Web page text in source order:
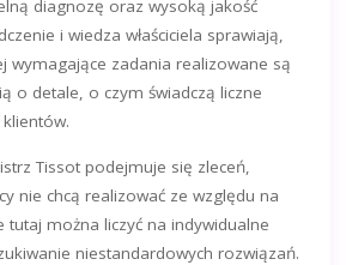
diagnozę oraz wysoką jakość
i wiedza właściciela sprawiają,
wymagające zadania realizowane są
o detale, o czym świadczą liczne
Tissot podejmuje się zleceń,
nie chcą realizować ze względu na
tutaj można liczyć na indywidualne
niestandardowych rozwiązań.